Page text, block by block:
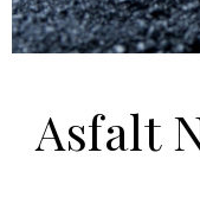
Asfalt